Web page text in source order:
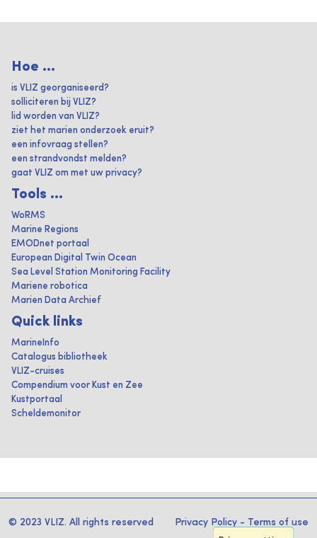
Hoe ...
is VLIZ georganiseerd?
solliciteren bij VLIZ?
lid worden van VLIZ?
ziet het marien onderzoek eruit?
een infovraag stellen?
een strandvondst melden?
gaat VLIZ om met uw privacy?
Tools ...
WoRMS
Marine Regions
EMODnet portaal
European Digital Twin Ocean
Sea Level Station Monitoring Facility
Mariene robotica
Marien Data Archief
Quick links
MarineInfo
Catalogus bibliotheek
VLIZ-cruises
Compendium voor Kust en Zee
Kustportaal
Scheldemonitor
© 2023 VLIZ. All rights reserved Privacy Policy - Terms of use